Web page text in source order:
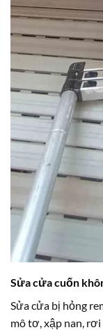
Sửa cửa cuốn
Sửa cửa bị hỏng
mô tơ, xập nan,